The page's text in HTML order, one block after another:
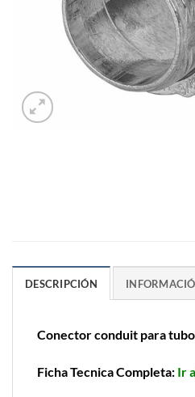
DESCRIPCIÓN
Conector conduit para
Ficha Tecnica Completa: Ir